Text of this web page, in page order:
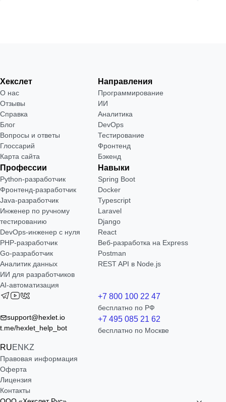
Хекслет
О нас
Отзывы
Справка
Блог
Вопросы и ответы
Глоссарий
Карта сайта
Направления
Программирование
ИИ
Аналитика
DevOps
Тестирование
Фронтенд
Бэкенд
Профессии
Python-разработчик
Фронтенд-разработчик
Java-разработчик
Инженер по ручному
тестированию
DevOps-инженер с нуля
РНР-разработчик
Go-разработчик
Аналитик данных
ИИ для разработчиков
AI-автоматизация
Навыки
Spring Boot
Docker
Typescript
Laravel
Django
React
Веб-разработка на Express
Postman
REST API в Node.js
support@hexlet.io
t.me/hexlet_help_bot
RUEN KZ
+7 800 100 22 47
бесплатно по РФ
+7 495 085 21 62
бесплатно по Москве
Правовая информация
Оферта
Лицензия
Контакты